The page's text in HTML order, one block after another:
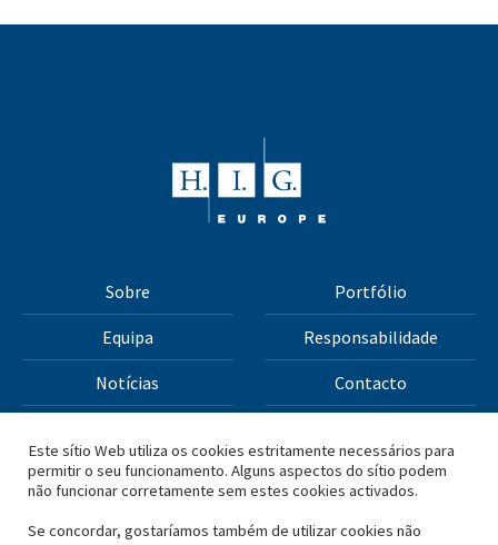
Sobre Portfólio
Equipa Responsabilidade
Notícias Contacto
Todos os materiais deste site Copyright © 2026 H.I.G.
Capital, LLC
Este sítio Web utiliza os cookies estritamente necessários para
permitir o seu funcionamento. Alguns aspectos do sítio podem
não funcionar corretamente sem estes cookies activados.
Se concordar, gostaríamos também de utilizar cookies não